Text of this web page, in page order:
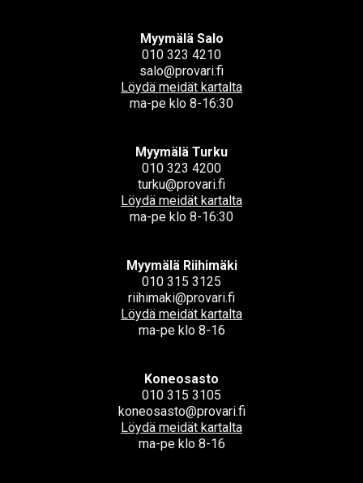
Myymälä Salo
010 323 4210
salo@provari.fi
Löydä meidät kartalta
ma-pe klo 8-16:30
Myymälä Turku
010 323 4200
turku@provari.fi
Löydä meidät kartalta
ma-pe klo 8-16:30
Myymälä Riihimäki
010 315 3125
riihimaki@provari.fi
Löydä meidät kartalta
ma-pe klo 8-16
Koneosasto
010 315 3105
koneosasto@provari.fi
Löydä meidät kartalta
ma-pe klo 8-16